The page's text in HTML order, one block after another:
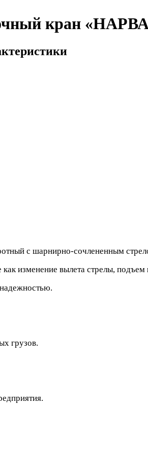
кран
с шарнирно-сочлененным
изменение вылета стрелы,
грузов.